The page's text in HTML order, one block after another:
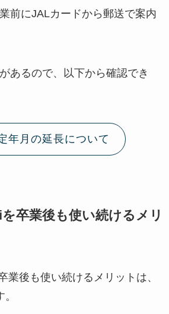
前にJALカードから郵送で案内
あるので、以下から確認でき
年月の延長について
卒業後も使い続けるメリ
業後も使い続けるメリットは、